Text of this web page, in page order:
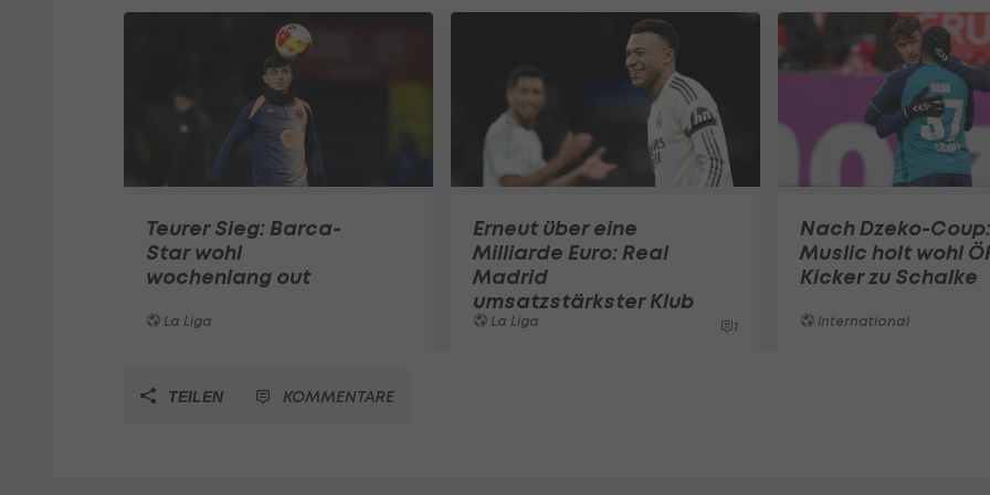
Teurer Sieg: Barca-
Star wohl
wochenlang out
La Liga
Erneut über eine
Milliarde Euro: Real
Madrid
umsatzstärkster Klub
La Liga 1
Nach Dzeko-Coup:
Muslic holt wohl
Kicker zu Schalke
International
TEILEN KOMMENTARE